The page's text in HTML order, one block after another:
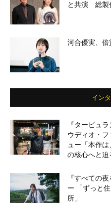
と共演 総製
河合優実、倍
イン
『タービュ
ウディオ・
ュー「本作
の核心へと迫
『すべての
ー 「ずっと
所」